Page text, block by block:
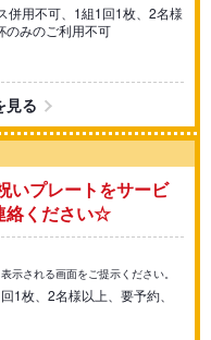
併用不可、1組1回1枚、2名様
のみのご利用不可
見る
いプレートをサービ
絡ください☆
示される画面をご提示ください。
1枚、2名様以上、要予約、